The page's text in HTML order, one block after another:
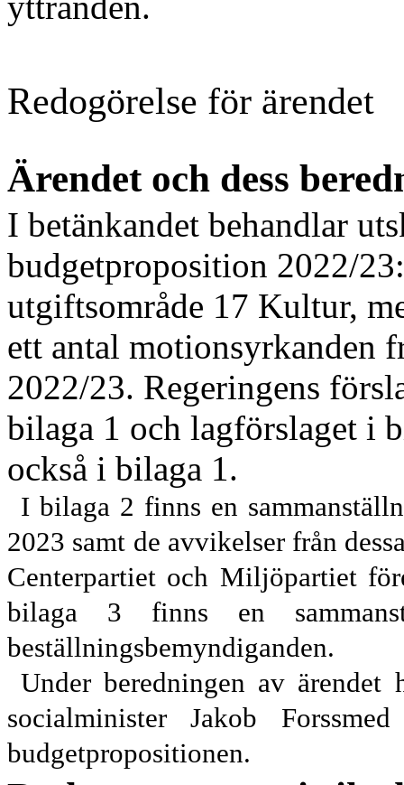
Redogörelse för ärendet
Ärendet och dess
I betänkandet behandlar
budgetproposition 2022/
utgiftsområde 17 Kultur,
ett antal motionsyrkanden
2022/23. Regeringens
bilaga 1 och lagförslaget i
också i bilaga 1.
I bilaga 2 finns en
2023 samt de avvikelser från
Centerpartiet och Miljöpartiet
bilaga 3 finns en
beställningsbemyndiganden.
Under beredningen av
socialminister Jakob Forssmed
budgetpropositionen.